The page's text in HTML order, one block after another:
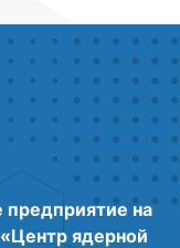
предприятие на
ядерной